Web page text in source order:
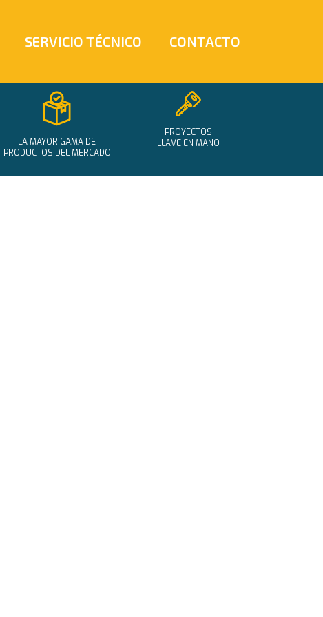
SERVICIO TÉCNICO CONTACTO
LA MAYOR GAMA DE
PRODUCTOS DEL MERCADO
PROYECTOS
LLAVE EN MANO